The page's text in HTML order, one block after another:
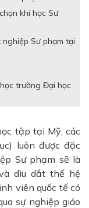
khi học Sư
Sư phạm tại
trường Đại học
tập tại Mỹ, các
luôn được đặc
Sư phạm sẽ là
dìu dắt thế hệ
viên quốc tế có
sự nghiệp giáo